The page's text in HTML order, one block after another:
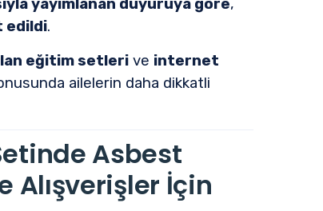
yayımlanan duyuruya göre,
edildi.
eğitim setleri ve internet
ailelerin daha dikkatli
Asbest
Alışverişler İçin